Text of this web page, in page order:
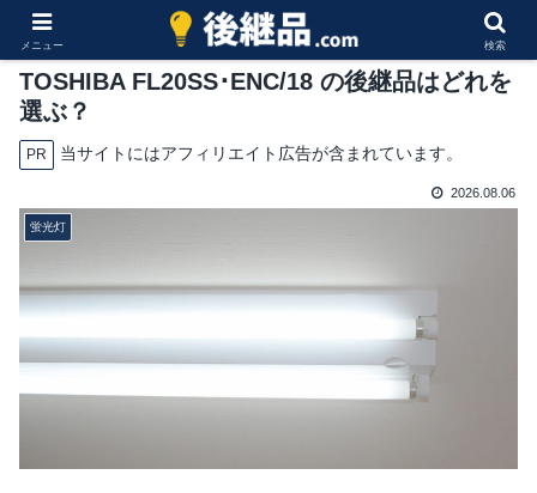
TOSHIBA FL20SS･ENC/18 の後継品はどれを
選ぶ？
PR 当サイトにはアフィリエイト広告が含まれています。
2026.08.06
蛍光灯
メニュー 検索